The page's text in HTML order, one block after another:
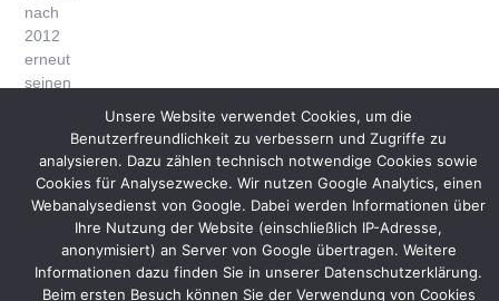
nach
2012
erneut
seinen
Protec
Messebau.
Das
bestehende
Standkonzept
wird
Unsere Website verwendet Cookies, um die
Benutzerfreundlichkeit zu verbessern und Zugriffe zu
analysieren. Dazu zählen technisch notwendige Cookies sowie
Cookies für Analysezwecke. Wir nutzen Google Analytics, einen
Webanalysedienst von Google. Dabei werden Informationen über
Ihre Nutzung der Website (einschließlich IP-Adresse,
anonymisiert) an Server von Google übertragen. Weitere
Informationen dazu finden Sie in unserer Datenschutzerklärung.
Beim ersten Besuch können Sie der Verwendung von Cookies